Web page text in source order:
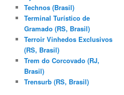
Technos (Brasil)
Terminal Turístico de
Gramado (RS, Brasil)
Terroir Vinhedos Exclusivos
(RS, Brasil)
Trem do Corcovado (RJ,
Brasil)
Trensurb (RS, Brasil)